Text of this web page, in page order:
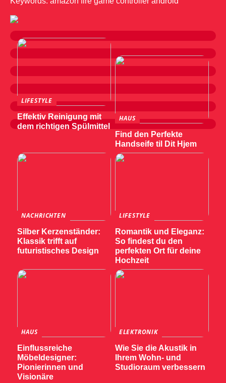
LIFESTYLE
Effektiv Reinigung mit
dem richtigen Spülmittel
HAUS
Find den Perfekte
Handseife til Dit Hjem
NACHRICHTEN
Silber Kerzenständer:
Klassik trifft auf
futuristisches Design
LIFESTYLE
Romantik und Eleganz:
So findest du den
perfekten Ort für deine
Hochzeit
HAUS
Einflussreiche
Möbeldesigner:
Pionierinnen und
Visionäre
ELEKTRONIK
Wie Sie die Akustik in
Ihrem Wohn- und
Studioraum verbessern